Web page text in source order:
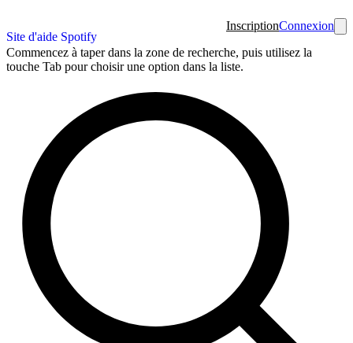
Site d'aide Spotify
InscriptionConnexion
Commencez à taper dans la zone de recherche, puis utilisez la
touche Tab pour choisir une option dans la liste.